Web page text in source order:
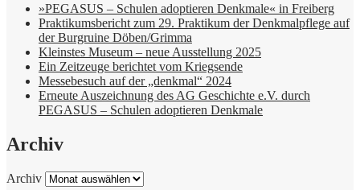
»PEGASUS – Schulen adoptieren Denkmale« in Freiberg
Praktikumsbericht zum 29. Praktikum der Denkmalpflege auf
der Burgruine Döben/Grimma
Kleinstes Museum – neue Ausstellung 2025
Ein Zeitzeuge berichtet vom Kriegsende
Messebesuch auf der „denkmal“ 2024
Erneute Auszeichnung des AG Geschichte e.V. durch
PEGASUS – Schulen adoptieren Denkmale
Archiv
Archiv